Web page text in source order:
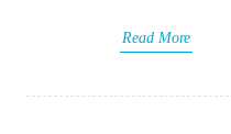
Read More